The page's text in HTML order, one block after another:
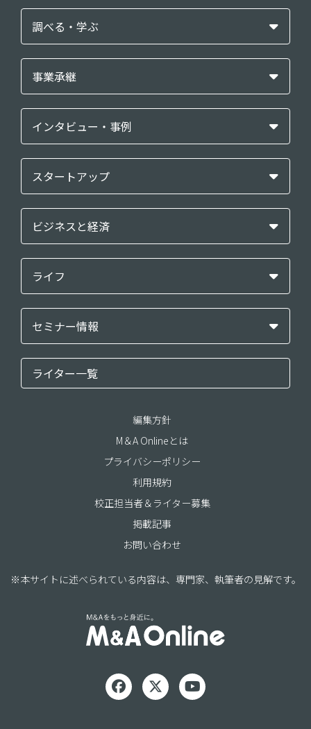
調べる・学ぶ
事業承継
インタビュー・事例
スタートアップ
ビジネスと経済
ライフ
セミナー情報
ライター一覧
編集方針
M＆A Onlineとは
プライバシーポリシー
利用規約
校正担当者＆ライター募集
掲載記事
お問い合わせ
※本サイトに述べられている内容は、専門家、執筆者の見解です。